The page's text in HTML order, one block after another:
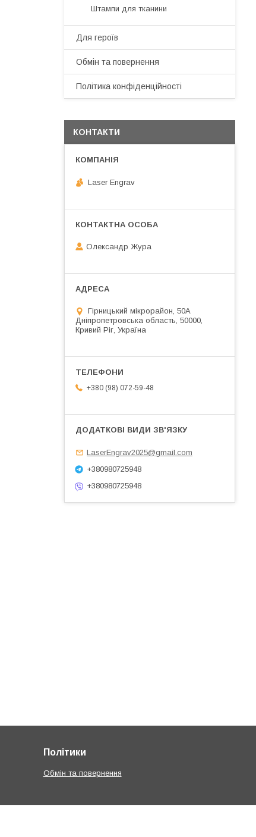
Штампи для тканини
Для героїв
Обмін та повернення
Політика конфіденційності
КОНТАКТИ
Laser Engrav
Олександр Жура
Гірницький мікрорайон, 50А
Дніпропетровська область, 50000,
Кривий Ріг, Україна
+380 (98) 072-59-48
LaserEngrav2025@gmail.com
+380980725948
+380980725948
Політики
Обмін та повернення